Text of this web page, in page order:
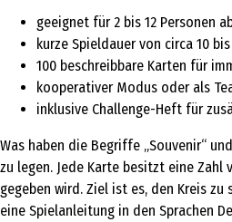
geeignet für 2 bis 12 Personen
kurze Spieldauer von circa 10
100 beschreibbare Karten für
kooperativer Modus oder als
inklusive Challenge-Heft für
Was haben die Begriffe „Souvenir“
zu legen. Jede Karte besitzt eine Zahl
gegeben wird. Ziel ist es, den Kreis
eine Spielanleitung in den Sprachen